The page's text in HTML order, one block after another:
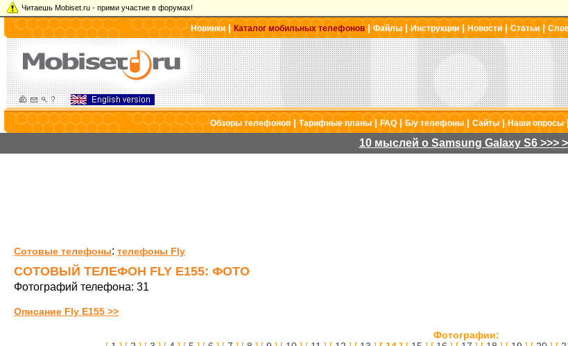
Читаешь Mobiset.ru - прими участие в форумах!
Новинки|Каталог мобильных телефонов|Файлы|Инструкции| Новости|Статьи|
Обзоры телефонов|Тарифные планы|FAQ|Б/у телефоны| Сайты|Наши опросы
10 мыслей о Samsung Galaxy S6 >>>
Сотовые телефоны: телефоны Fly
СОТОВЫЙ ТЕЛЕФОН FLY E155: ФОТО
Фотографий телефона: 31
Описание Fly E155 >>
Фотографии: